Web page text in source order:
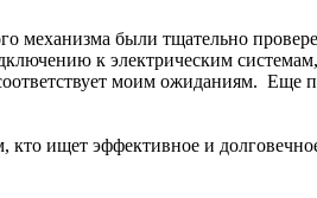
механизма были тщательно
к электрическим
моим ожиданиям. Еще
ищет эффективное и